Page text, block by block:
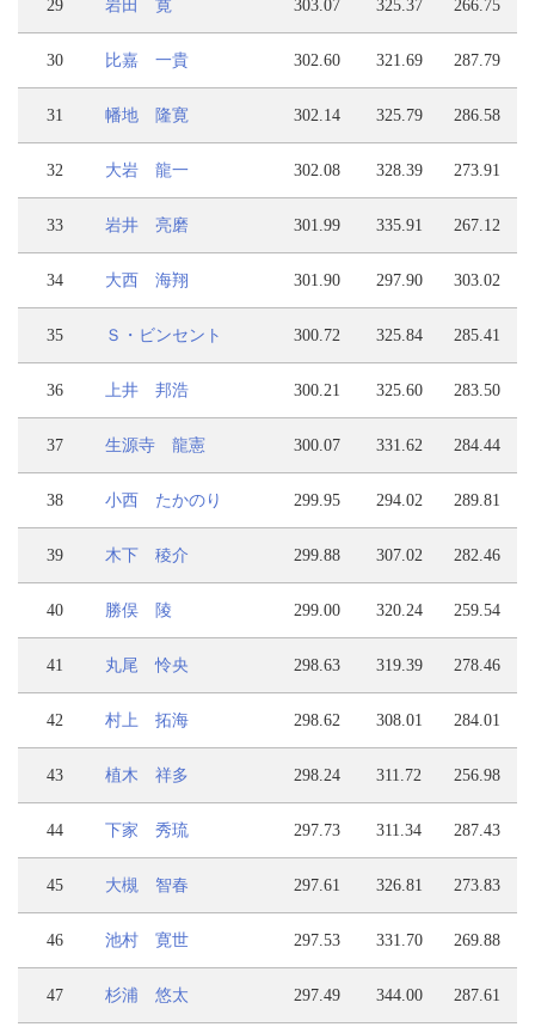
29 岩田 寛 303.07 325.37 266.75
30 比嘉 一貴 302.60 321.69 287.79
31 幡地 隆寛 302.14 325.79 286.58
32 大岩 龍一 302.08 328.39 273.91
33 岩井 亮磨 301.99 335.91 267.12
34 大西 海翔 301.90 297.90 303.02
35 Ｓ・ビンセント 300.72 325.84 285.41
36 上井 邦浩 300.21 325.60 283.50
37 生源寺 龍憲 300.07 331.62 284.44
38 小西 たかのり 299.95 294.02 289.81
39 木下 稜介 299.88 307.02 282.46
40 勝俣 陵 299.00 320.24 259.54
41 丸尾 怜央 298.63 319.39 278.46
42 村上 拓海 298.62 308.01 284.01
43 植木 祥多 298.24 311.72 256.98
44 下家 秀琉 297.73 311.34 287.43
45 大槻 智春 297.61 326.81 273.83
46 池村 寛世 297.53 331.70 269.88
47 杉浦 悠太 297.49 344.00 287.61